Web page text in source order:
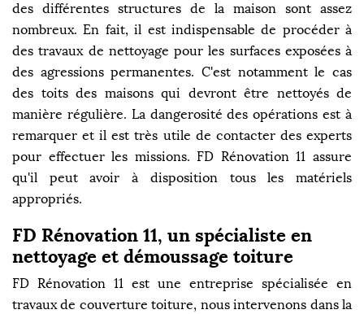
des différentes structures de la maison sont assez
nombreux. En fait, il est indispensable de procéder à
des travaux de nettoyage pour les surfaces exposées à
des agressions permanentes. C'est notamment le cas
des toits des maisons qui devront être nettoyés de
manière régulière. La dangerosité des opérations est à
remarquer et il est très utile de contacter des experts
pour effectuer les missions. FD Rénovation 11 assure
qu'il peut avoir à disposition tous les matériels
appropriés.
FD Rénovation 11, un spécialiste en
nettoyage et démoussage toiture
FD Rénovation 11 est une entreprise spécialisée en
travaux de couverture toiture, nous intervenons dans la